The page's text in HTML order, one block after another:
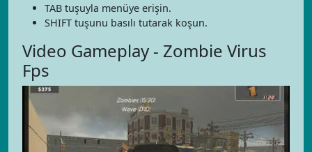
TAB tuşuyla menüye erişin.
SHIFT tuşunu basılı tutarak koşun.
Video Gameplay - Zombie Virus
Fps